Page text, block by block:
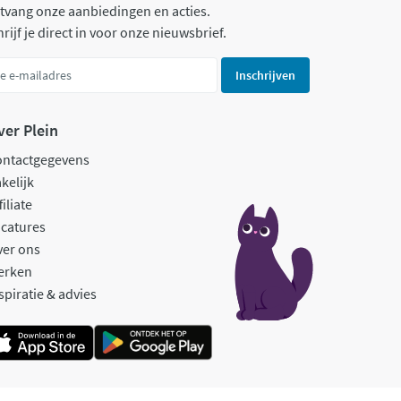
onze aanbiedingen en acties.
je direct in voor onze nieuwsbrief.
Inschrijven
Plein
ons
& advies